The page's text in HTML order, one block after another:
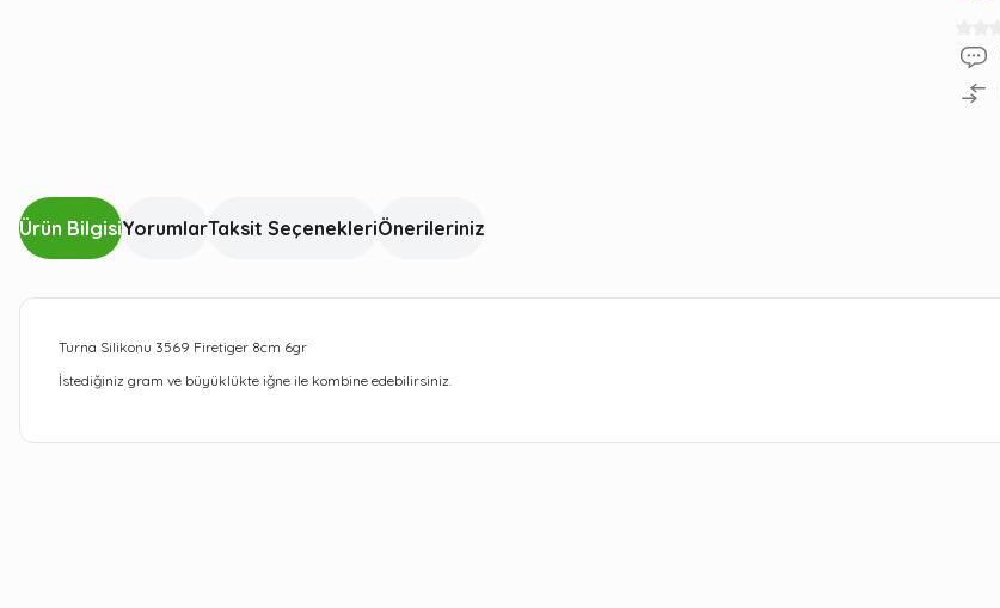
Ürün BilgisiYorumlarTaksit SeçenekleriÖnerileriniz
Turna Silikonu 3569 Firetiger 8cm 6gr
İstediğiniz gram ve büyüklükte iğne ile kombine edebilirsiniz.